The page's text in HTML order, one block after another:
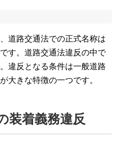
道路交通法での正式名称は
す。道路交通法違反の中で
違反となる条件は一般道路
大きな特徴の一つです。
装着義務違反